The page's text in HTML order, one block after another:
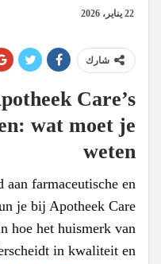
22 يناير، 2026
شارك
Care’s
wat moet je
weten
aan farmaceutische en
je bij Apotheek Care
hoe het huismerk van
in kwaliteit en